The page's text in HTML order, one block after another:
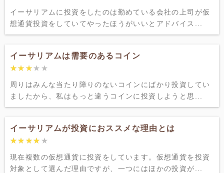
イーサリアムに投資をしたのは勤めている会社の上司が仮
想通貨投資をしていてやったほうがいいとアドバイス...
イーサリアムは需要のあるコイン
★★★★★
★★★★★
周りはみんな当たり障りのないコインにばかり投資してい
ましたから、私はもっと違うコインに投資しようと思...
イーサリアムが投資におススメな理由とは
★★★★★
★★★★★
現在複数の仮想通貨に投資をしています。仮想通貨を投資
対象として選んだ理由ですが、一つにはほかの投資が...